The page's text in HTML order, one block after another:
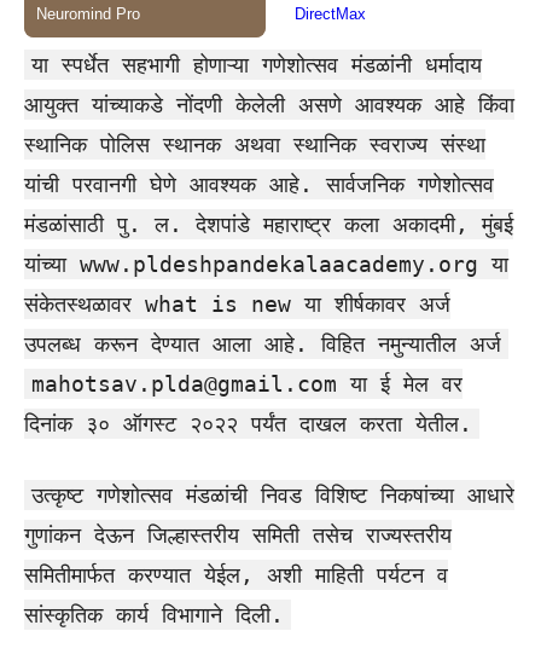
या स्पर्धेत सहभागी होणाऱ्या गणेशोत्सव मंडळांनी धर्मादाय
आयुक्त यांच्याकडे नोंदणी केलेली असणे आवश्यक आहे किंवा
स्थानिक पोलिस स्थानक अथवा स्थानिक स्वराज्य संस्था
यांची परवानगी घेणे आवश्यक आहे. सार्वजनिक गणेशोत्सव
मंडळांसाठी पु. ल. देशपांडे महाराष्ट्र कला अकादमी, मुंबई
यांच्या www.pldeshpandekalaacademy.org या
संकेतस्थळावर what is new या शीर्षकावर अर्ज
उपलब्ध करून देण्यात आला आहे. विहित नमुन्यातील अर्ज
mahotsav.plda@gmail.com या ई मेल वर
दिनांक ३० ऑगस्ट २०२२ पर्यंत दाखल करता येतील.
उत्कृष्ट गणेशोत्सव मंडळांची निवड विशिष्ट निकषांच्या आधारे
गुणांकन देऊन जिल्हास्तरीय समिती तसेच राज्यस्तरीय
समितीमार्फत करण्यात येईल, अशी माहिती पर्यटन व
सांस्कृतिक कार्य विभागाने दिली.